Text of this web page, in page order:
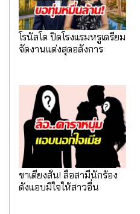
โรนัลโด ปิดโรงแรมหรูเตรียม
จัดงานแต่งสุดอลังการ
ขาเตียงสั่น! ลือสามีนักร้อง
ดังแอบมีใจให้สาวอื่น